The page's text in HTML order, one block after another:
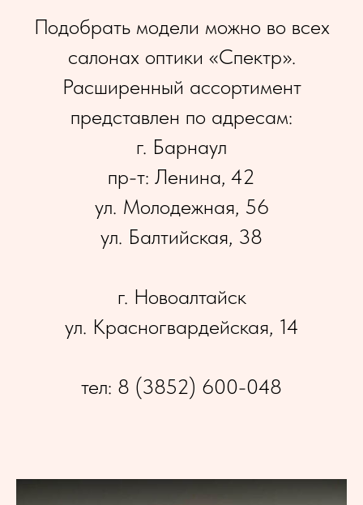
Подобрать модели можно во всех
салонах оптики «Спектр».
Расширенный ассортимент
представлен по адресам:
г. Барнаул
пр-т: Ленина, 42
ул. Молодежная, 56
ул. Балтийская, 38
г. Новоалтайск
ул. Красногвардейская, 14
тел: 8 (3852) 600-048